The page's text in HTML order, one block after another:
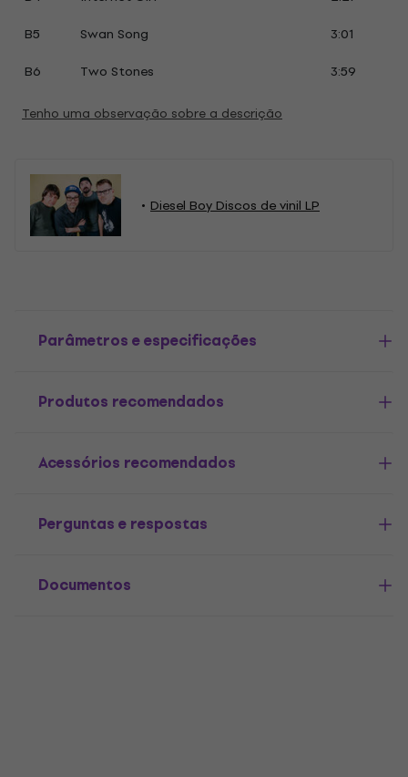
B5
Swan Song
3:01
B6
Two Stones 3:59
Tenho uma observação sobre a descrição
Diesel Boy Discos de vinil LP
Parâmetros e especificações
Produtos recomendados
Acessórios recomendados
Perguntas e respostas
Documentos